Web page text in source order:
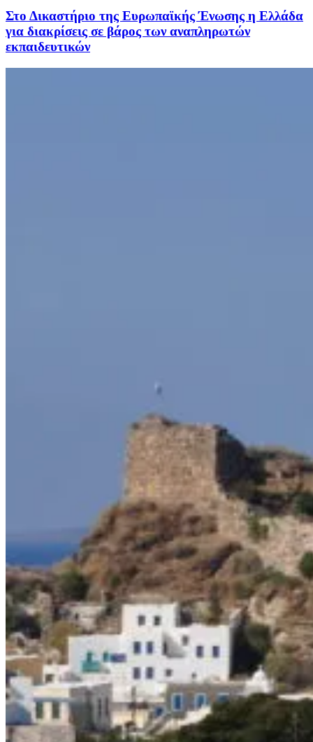
Στο Δικαστήριο της Ευρωπαϊκής Ένωσης η Ελλάδα
για διακρίσεις σε βάρος των αναπληρωτών
εκπαιδευτικών